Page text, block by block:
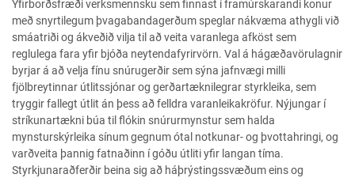
Yfirborðsfræði verksmennsku sem finnast í framúrskarandi konur
með snyrtilegum þvagabandagerðum speglar nákvæma athygli við
smáatriði og ákveðið vilja til að veita varanlega afköst sem
reglulega fara yfir bjóða neytendafyrirvörn. Val á hágæðavörulagnir
byrjar á að velja fínu snúrugerðir sem sýna jafnvægi milli
fjölbreytinnar útlitssjónar og gerðartæknilegrar styrkleika, sem
tryggir fallegt útlit án þess að felldra varanleikakröfur. Nýjungar í
stríkunartækni búa til flókin snúrurmynstur sem halda
mynsturskýrleika sínum gegnum ótal notkunar- og þvottahringi, og
varðveita þannig fatnaðinn í góðu útliti yfir langan tíma.
Styrkjunaraðferðir beina sig að háþrýstingssvæðum eins og